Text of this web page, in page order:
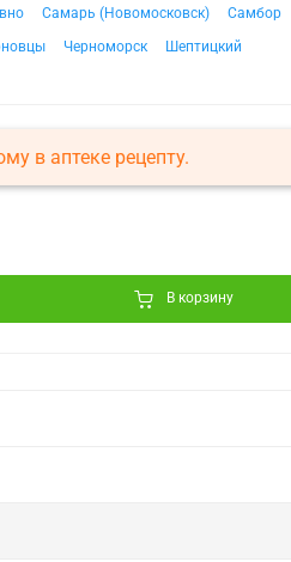
Самарь (Новомосковск) Самбор
Черноморск Шептицкий
в аптеке рецепту.
В корзину